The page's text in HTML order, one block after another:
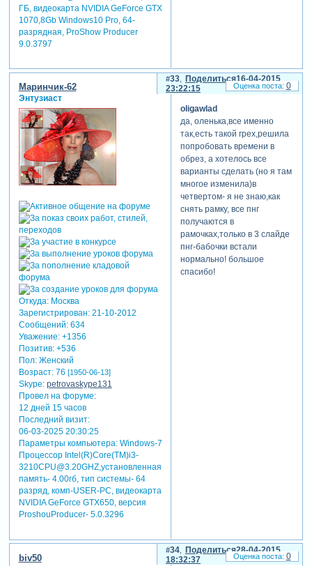
ГБ, видеокарта NVIDIA GeForce GTX
1070,8Gb Windows10 Pro, 64-
разрядная, ProShow Producer
9.0.3797
Поделиться
33
16-04-2015
23:22:15
Маринчик-62
Энтузиаст
Откуда:Москва
Зарегистрирован: 21-10-2012
Сообщений:634
Уважение: +1356
Позитив: +536
Пол:Женский
Возраст:76 [1950-06-13]
Skype: petrovaskype131
Провел на форуме:
12 дней 15 часов
Последний визит:
06-03-2025 20:30:25
Параметры компьютера:Windows-7
Процессор Intel(R)Core(TM)i3-
3210CPU@3.20GHZ,установленная
память- 4.00гб, тип системы- 64
разряд, комп-USER-PC, видеокарта
NVIDIA GeForce GTX650, версия
ProshouProducer- 5.0.3296
oligawlad
да, оленька,все именно
так,есть такой грех,решила
попробовать времени в
обрез, а хотелось все
варианты сделать (но я там
многое изменила)в
четвертом- я не знаю,как
снять рамку, все пнг
получаются в
рамочках,только в 3 слайде
пнг-бабочки встали
нормально! большое
спасибо!
0
Поделиться
34
28-04-2015
18:32:37
biv50 0